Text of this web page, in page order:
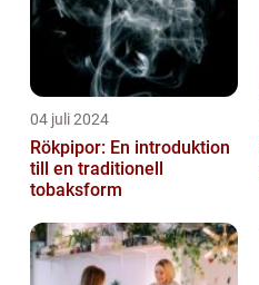
04 juli 2024
Rökpipor: En introduktion
till en traditionell
tobaksform